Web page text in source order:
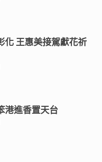
化 王惠美接駕獻花祈
港進香置天台